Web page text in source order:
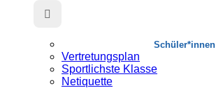
Schüler*innen
Vertretungsplan
Sportlichste Klasse
Netiquette